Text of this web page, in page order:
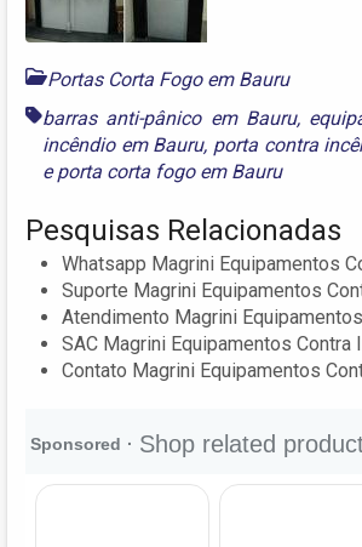
Portas Corta Fogo em Bauru
barras anti-pânico em Bauru,
incêndio em Bauru, porta contra
eporta corta fogo em Bauru
Pesquisas Relacionadas
Whatsapp Magrini Equipamentos
Suporte Magrini Equipamentos
Atendimento Magrini
SAC Magrini Equipamentos Contra
Contato Magrini Equipamentos